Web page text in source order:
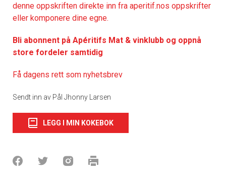
denne oppskriften direkte inn fra aperitif.nos oppskrifter
eller komponere dine egne.
Bli abonnent på Apéritifs Mat & vinklubb og oppnå
store fordeler samtidig
Få dagens rett som nyhetsbrev
Sendt inn av Pål Jhonny Larsen
LEGG I MIN KOKEBOK